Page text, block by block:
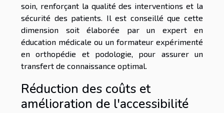
soin, renforçant la qualité des interventions et la
sécurité des patients. Il est conseillé que cette
dimension soit élaborée par un expert en
éducation médicale ou un formateur expérimenté
en orthopédie et podologie, pour assurer un
transfert de connaissance optimal.
Réduction des coûts et
amélioration de l'accessibilité